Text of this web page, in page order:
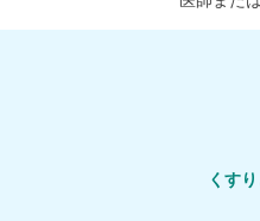
くす